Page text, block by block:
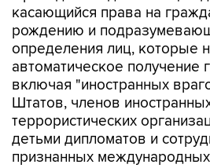
касающийся права на
рождению и
определения лиц, которые
автоматическое получение
включая "иностранных
Штатов, членов
террористических
детьми дипломатов и
признанных